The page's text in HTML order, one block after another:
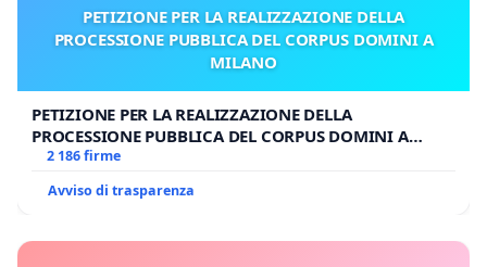
PETIZIONE PER LA REALIZZAZIONE DELLA
PROCESSIONE PUBBLICA DEL CORPUS DOMINI A
MILANO
PETIZIONE PER LA REALIZZAZIONE DELLA
PROCESSIONE PUBBLICA DEL CORPUS DOMINI A
MILANO
2 186 firme
Avviso di trasparenza